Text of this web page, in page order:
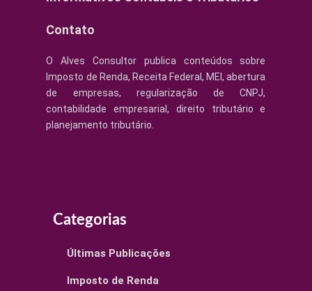
Contato
O Alves Consultor publica conteúdos sobre
Imposto de Renda, Receita Federal, MEI, abertura
de empresas, regularização de CNPJ,
contabilidade empresarial, direito tributário e
planejamento tributário.
Categorias
Últimas Publicações
Imposto de Renda